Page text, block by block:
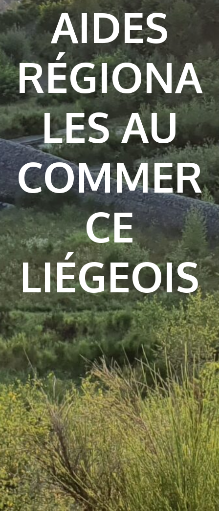
AIDES
RÉGIONA
LES AU
COMMER
CE
LIÉGEOIS